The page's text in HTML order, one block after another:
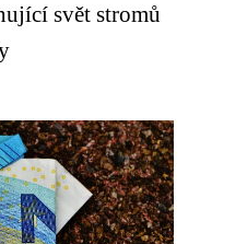
svět stromů